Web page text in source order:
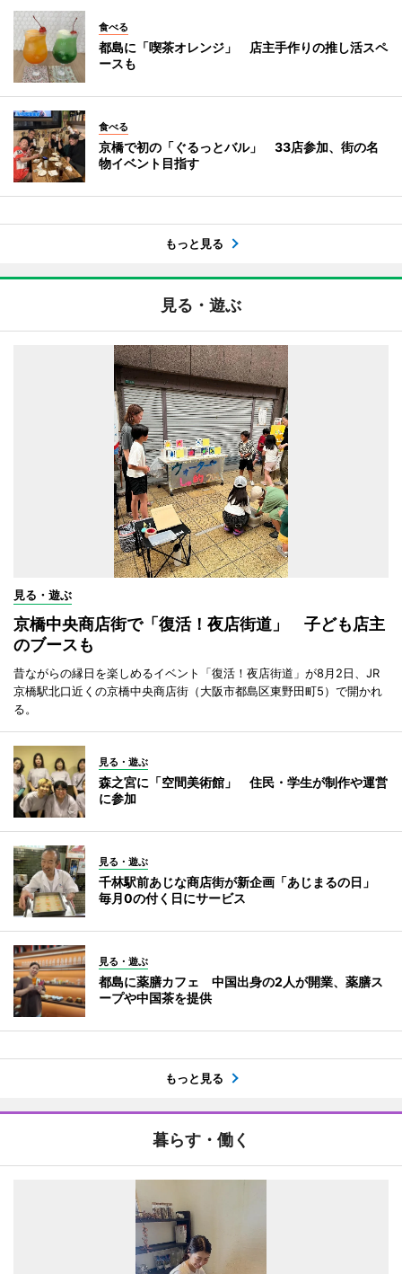
食べる
都島に「喫茶オレンジ」 店主手作りの推し活スペ
ースも
食べる
京橋で初の「ぐるっとバル」 33店参加、街の名
物イベント目指す
もっと見る
見る・遊ぶ
見る・遊ぶ
京橋中央商店街で「復活！夜店街道」 子ども店主
のブースも
昔ながらの縁日を楽しめるイベント「復活！夜店街道」が8月2日、JR
京橋駅北口近くの京橋中央商店街（大阪市都島区東野田町5）で開かれ
る。
見る・遊ぶ
森之宮に「空間美術館」 住民・学生が制作や運営
に参加
見る・遊ぶ
千林駅前あじな商店街が新企画「あじまるの日」
毎月0の付く日にサービス
見る・遊ぶ
都島に薬膳カフェ 中国出身の2人が開業、薬膳ス
ープや中国茶を提供
もっと見る
暮らす・働く